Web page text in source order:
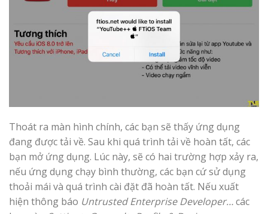
Thoát ra màn hình chính, các bạn sẽ thấy ứng dụng
đang được tải về. Sau khi quá trình tải về hoàn tất, các
bạn mở ứng dụng. Lúc này, sẽ có hai trường hợp xảy ra,
nếu ứng dụng chạy bình thường, các bạn cứ sử dụng
thoải mái và quá trình cài đặt đã hoàn tất. Nếu xuất
hiện thông báo Untrusted Enterprise Developer…các